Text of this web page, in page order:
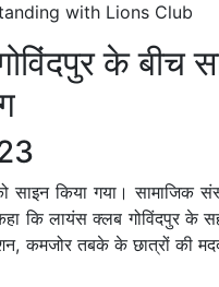
with Lions Club
के
किया गया। सामाजिक
ने कहा कि लायंस क्लब
कमजोर तबके के छात्रों की